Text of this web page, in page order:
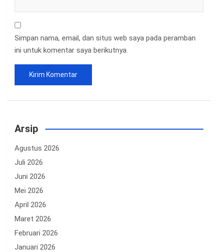
Simpan nama, email, dan situs web saya pada peramban
ini untuk komentar saya berikutnya.
Arsip
Agustus 2026
Juli 2026
Juni 2026
Mei 2026
April 2026
Maret 2026
Februari 2026
Januari 2026